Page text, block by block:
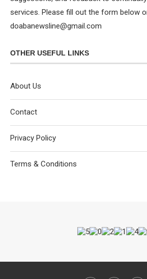
services. Please fill out the form below
doabanewsline@gmail.com
OTHER USEFUL LINKS
About Us
Contact
Privacy Policy
Terms & Conditions